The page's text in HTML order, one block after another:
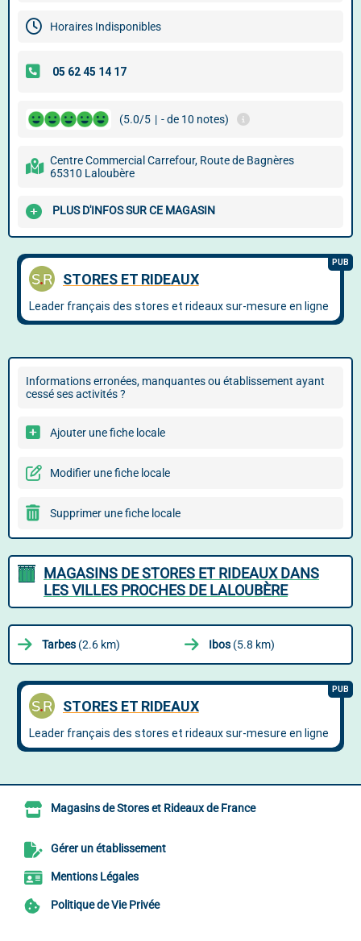
Horaires Indisponibles
(5.0/5 | - de 10 notes)
Centre Commercial Carrefour, Route de Bagnères
65310 Laloubère
PLUS D'INFOS SUR CE MAGASIN
Informations erronées, manquantes ou établissement ayant
cessé ses activités ?
Ajouter une fiche locale
Modifier une fiche locale
Supprimer une fiche locale
MAGASINS DE STORES ET RIDEAUX DANS
LES VILLES PROCHES DE LALOUBÈRE
Tarbes (2.6 km) Ibos (5.8 km)
Magasins de Stores et Rideaux de France
Gérer un établissement
Mentions Légales
Politique de Vie Privée